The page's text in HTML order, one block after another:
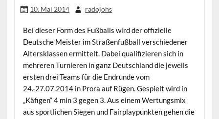
10. Mai 2014 radojohs
Bei dieser Form des Fußballs wird der offizielle
Deutsche Meister im Straßenfußball verschiedener
Altersklassen ermittelt. Dabei qualifizieren sich in
mehreren Turnieren in ganz Deutschland die jeweils
ersten drei Teams für die Endrunde vom
24.-27.07.2014 in Prora auf Rügen. Gespielt wird in
„Käfigen“ 4 min 3 gegen 3. Aus einem Wertungsmix
aus sportlichen Siegen und Fairplaypunkten gehen die